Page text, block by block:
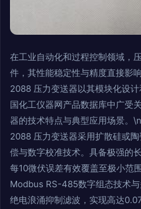
在工业自动化和过程控制领域，
件，其性能稳定性与精度直接影
2088 压力变送器以其模块化设
国化工仪器网产品数据库中广受
器的技术特点与典型应用场景。
2088 压力变送器采用扩散硅或
偿与数字校准技术。具备极强的
每10微伏误差有效覆盖至极小范
Modbus RS-485数字组态技术
绝电浪涌抑制滤波，实现高达